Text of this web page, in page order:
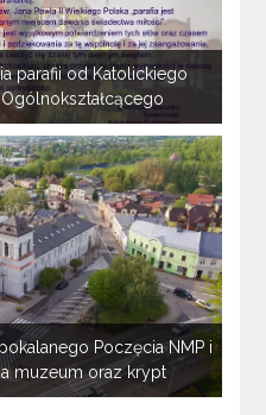
parafii od Katolickiego
Poczęcia NMP i
muzeum oraz krypt